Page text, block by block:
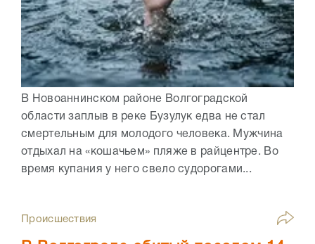
В Новоаннинском районе Волгоградской
области заплыв в реке Бузулук едва не стал
смертельным для молодого человека. Мужчина
отдыхал на «кошачьем» пляже в райцентре. Во
время купания у него свело судорогами...
Происшествия